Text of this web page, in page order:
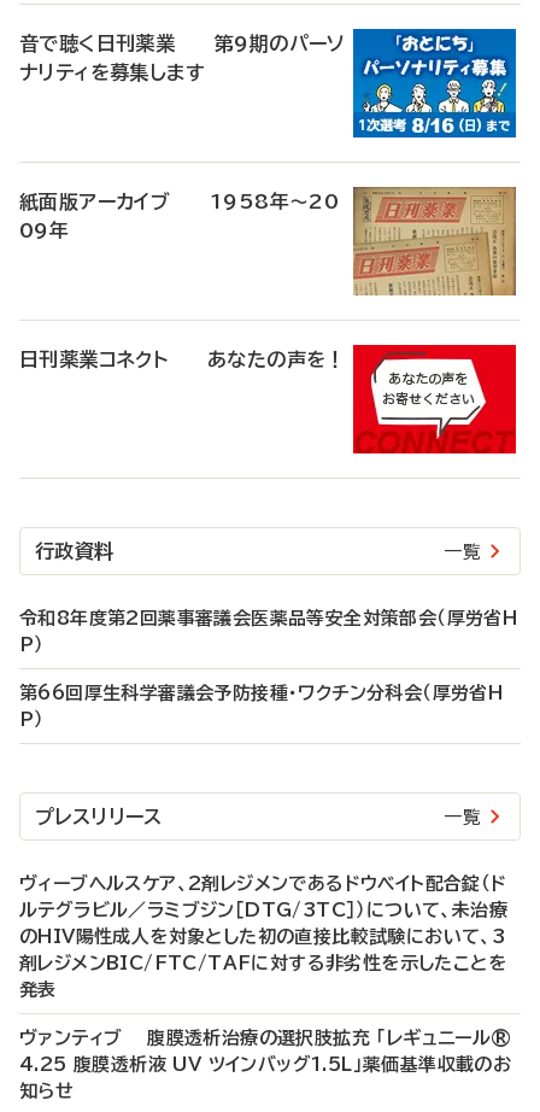
音で聴く日刊薬業 第9期のパーソ
ナリティを募集します
紙面版アーカイブ 1958年～20
09年
日刊薬業コネクト あなたの声を！
行政資料 一覧
令和8年度第2回薬事審議会医薬品等安全対策部会（厚労省H
P）
第66回厚生科学審議会予防接種・ワクチン分科会（厚労省H
P）
プレスリリース 一覧
ヴィーブヘルスケア、2剤レジメンであるドウベイト配合錠（ド
ルテグラビル／ラミブジン［DTG/3TC］）について、未治療
のHIV陽性成人を対象とした初の直接比較試験において、3
剤レジメンBIC/FTC/TAFに対する非劣性を示したことを
発表
ヴァンティブ 腹膜透析治療の選択肢拡充 「レギュニール®
4.25 腹膜透析液 UV ツインバッグ1.5L」薬価基準収載のお
知らせ